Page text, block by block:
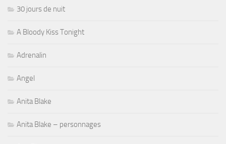
30 jours de nuit
A Bloody Kiss Tonight
Adrenalin
Angel
Anita Blake
Anita Blake – personnages